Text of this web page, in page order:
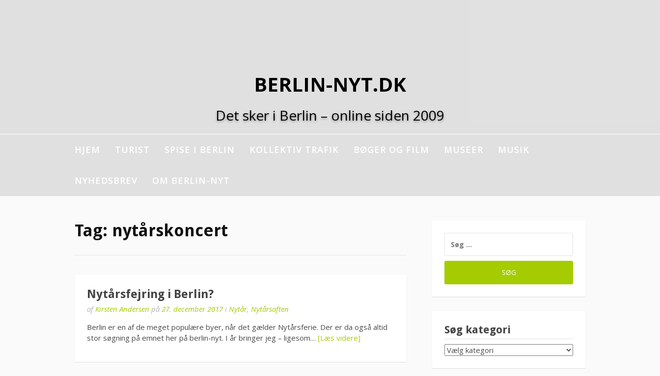
BERLIN-NYT.DK
Det sker i Berlin – online siden 2009
HJEM TURIST SPISE I BERLIN KOLLEKTIV TRAFIK BØGER OG FILM MUSEER MUSIK
NYHEDSBREV OM BERLIN-NYT
Tag: nytårskoncert
Nytårsfejring i Berlin?
afKirsten Andersen på 27. december 2017i Nytår, Nytårsaften
Berlin er en af de meget populære byer, når det gælder Nytårsferie. Der er da også altid
stor søgning på emnet her på berlin-nyt. I år bringer jeg – ligesom… [Læs videre]
EFTER:
Søg kategori
SØG
KATEGORI